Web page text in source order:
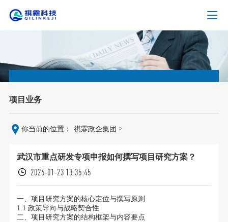
项目业务
你当前的位置： 祺霖政企集团 >
武汉市重点研发专项申报如何撰写项目研究方案？
2026-01-23 13:35:45
一、项目研究方案的核心定位与撰写原则
1.1 政策导向与战略契合性
二、项目研究方案的结构框架与内容要点